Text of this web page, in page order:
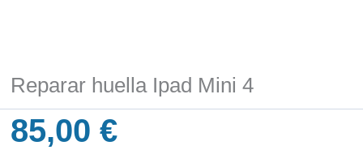
Reparar huella Ipad Mini 4
85,00€